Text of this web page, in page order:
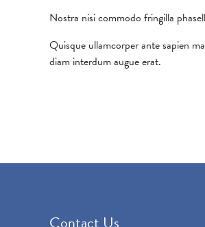
Nostra nisi commodo fringilla
Quisque ullamcorper ante sapien
diam interdum augue erat.